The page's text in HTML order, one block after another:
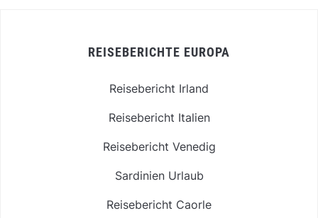
REISEBERICHTE EUROPA
Reisebericht Irland
Reisebericht Italien
Reisebericht Venedig
Sardinien Urlaub
Reisebericht Caorle